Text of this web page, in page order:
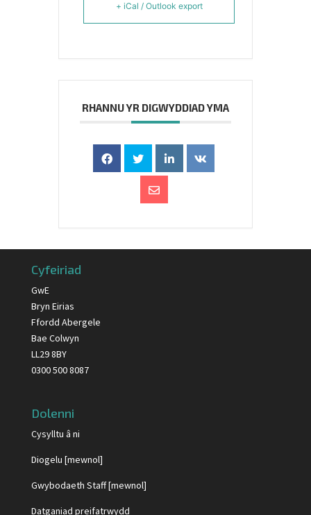
+ iCal / Outlook export
RHANNU YR DIGWYDDIAD YMA
Cyfeiriad
GwE
Bryn Eirias
Ffordd Abergele
Bae Colwyn
LL29 8BY
0300 500 8087
Dolenni
Cysylltu â ni
Diogelu [mewnol]
Gwybodaeth Staff [mewnol]
Datganiad preifatrwydd